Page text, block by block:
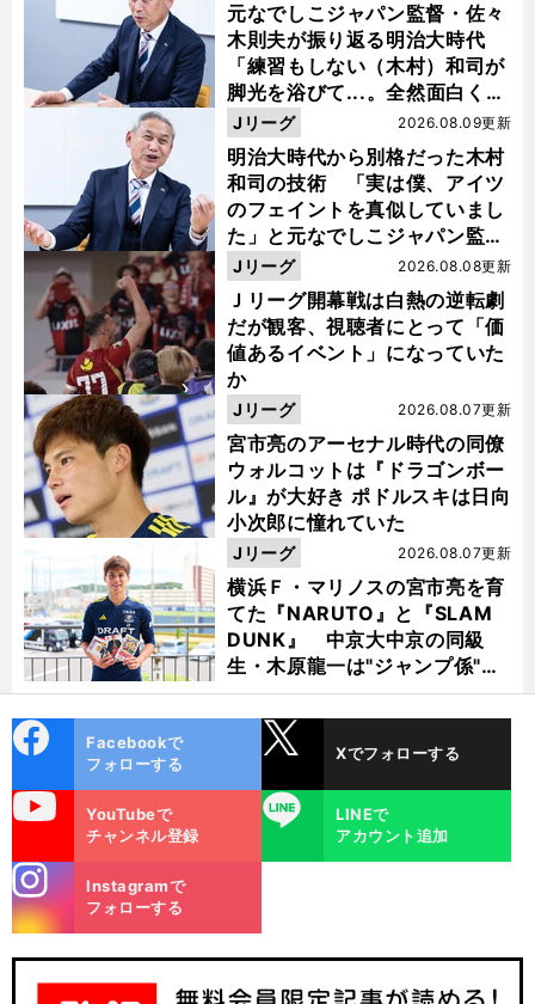
元なでしこジャパン監督・佐々
木則夫が振り返る明治大時代
「練習もしない（木村）和司が
脚光を浴びて...。全然面白くな
い４年間でした」
明治大時代から別格だった木村
和司の技術 「実は僕、アイツ
のフェイントを真似していまし
た」と元なでしこジャパン監
督・佐々木則夫
2026.08.09更新
Jリーグ
Ｊリーグ開幕戦は白熱の逆転劇
だが観客、視聴者にとって「価
値あるイベント」になっていた
か
2026.08.08更新
Jリーグ
宮市亮のアーセナル時代の同僚
ウォルコットは『ドラゴンボー
ル』が大好き ポドルスキは日向
小次郎に憧れていた
2026.08.07更新
Jリーグ
横浜Ｆ・マリノスの宮市亮を育
てた『NARUTO』と『SLAM
DUNK』 中京大中京の同級
生・木原龍一は"ジャンプ係"だ
った
2026.08.07更新
Jリーグ
ok
Facebookで
フォローする
Xでフォローする
YouTubeで
チャンネル登録
LINE
LINEで
アカウント追加
m
Instagramで
フォローする